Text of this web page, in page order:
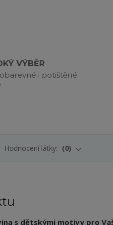
VÝBĚR
i potištěné
Hodnocení látky: 0
s dětskými motivy pro